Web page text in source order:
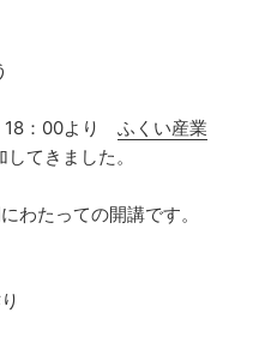
18：00よりふくい産業
てきました。
わたっての開講です。